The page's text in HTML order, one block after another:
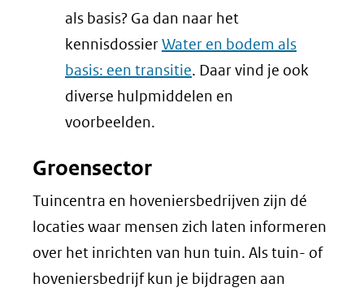
(verwijst
naar
een
andere
website)
als basis? Ga dan naar het
kennisdossierWater en bodem als
basis: een transitie. Daar vind je ook
diverse hulpmiddelen en
voorbeelden.
Groensector
Tuincentra en hoveniersbedrijven zijn dé
locaties waar mensen zich laten informeren
over het inrichten van hun tuin. Als tuin- of
hoveniersbedrijf kun je bijdragen aan